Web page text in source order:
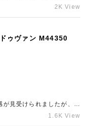
場合もありますので、お
2K View
ゥヴァン M44350
見受けられましたが、人
入から年数の経っている
1.6K View